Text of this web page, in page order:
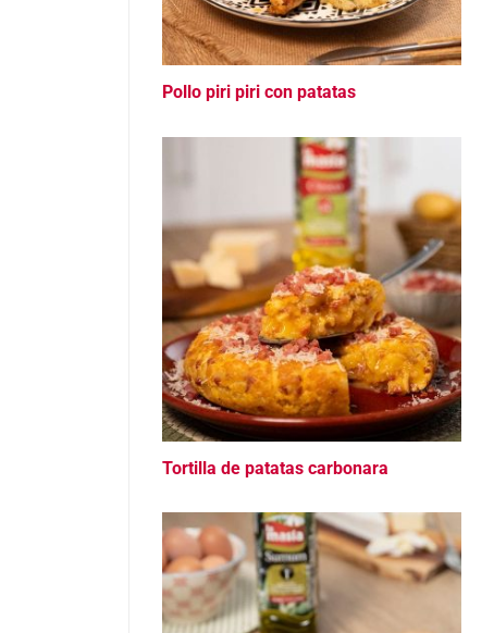
Pollo piri piri con patatas
Tortilla de patatas carbonara